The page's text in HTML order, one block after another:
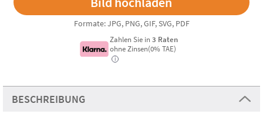
Formate: JPG, PNG, GIF, SVG, PDF
Zahlen Sie in 3 Raten
ohne Zinsen(0% TAE)
i
BESCHREIBUNG